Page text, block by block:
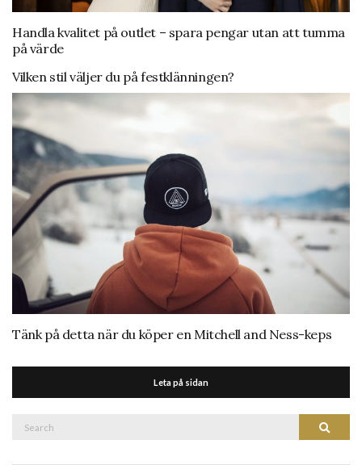
Handla kvalitet på outlet – spara pengar utan att tumma
på värde
Vilken stil väljer du på festklänningen?
Tänk på detta när du köper en Mitchell and Ness-keps
Leta på sidan
Search